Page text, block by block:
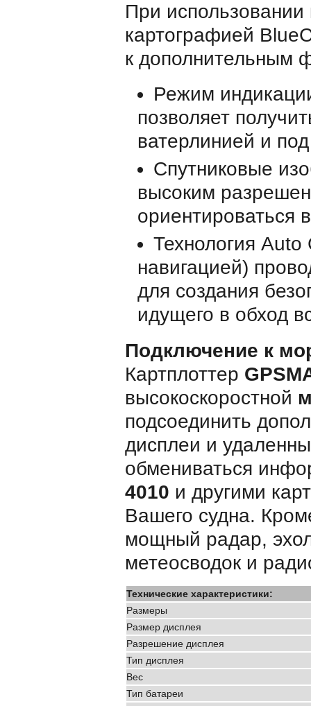
При
картографией
к дополнительным
Режим
позволяет
ватерлинией и
Спутниковые
высоким
ориентироваться
Технология
навигацией)
для создания
идущего в обход
Подключение к
Картплоттер
высокоскоростной
подсоединить
дисплеи и
обмениваться
4010 и другими
Вашего судна.
мощный радар,
метеосводок и
Технические характеристики:
Размеры
Размер дисплея
Разрешение дисплея
Тип дисплея
Вес
Тип батареи